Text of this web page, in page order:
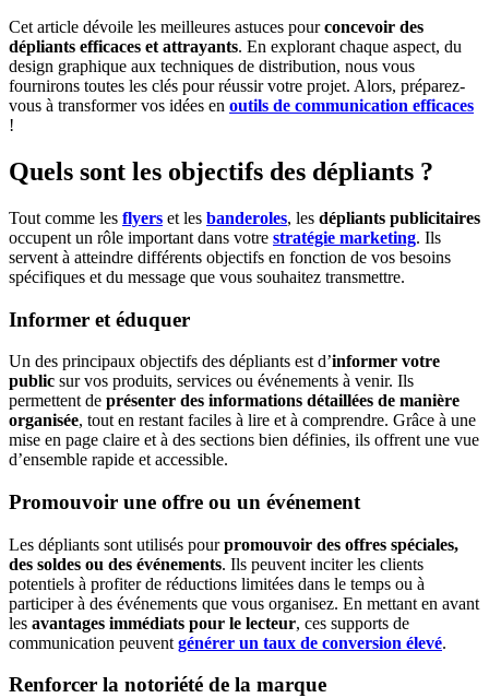
Cet article dévoile les meilleures astuces pourconcevoir des
dépliants efficaces et attrayants. En explorant chaque aspect, du
design graphique aux techniques de distribution, nous vous
fournirons toutes les clés pour réussir votre projet. Alors, préparez-
vous à transformer vos idées en outils de communication efficaces
!
Quels sont les objectifs des dépliants ?
Tout comme les flyers et les banderoles, les dépliants publicitaires
occupent un rôle important dans votre stratégie marketing. Ils
servent à atteindre différents objectifs en fonction de vos besoins
spécifiques et du message que vous souhaitez transmettre.
Informer et éduquer
Un des principaux objectifs des dépliants est d’informer votre
public sur vos produits, services ou événements à venir. Ils
permettent de présenter des informations détaillées de manière
organisée, tout en restant faciles à lire et à comprendre. Grâce à une
mise en page claire et à des sections bien définies, ils offrent une vue
d’ensemble rapide et accessible.
Promouvoir une offre ou un événement
Les dépliants sont utilisés pourpromouvoir des offres spéciales,
des soldes ou des événements. Ils peuvent inciter les clients
potentiels à profiter de réductions limitées dans le temps ou à
participer à des événements que vous organisez. En mettant en avant
les avantages immédiats pour le lecteur, ces supports de
communication peuvent générer un taux de conversion élevé.
Renforcer la notoriété de la marque